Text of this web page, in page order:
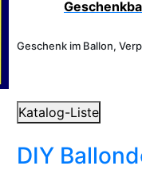
Geschenk im Ballon,
Katalog-Liste
DIY